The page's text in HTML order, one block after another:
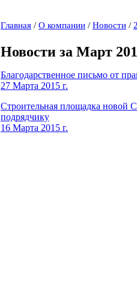
Главная / О компании / Новости /
Новости за Март
Благодарственное письмо от
27 Марта 2015 г.
Строительная площадка новой
подрядчику
16 Марта 2015 г.